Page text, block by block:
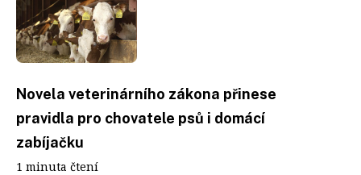
Novela veterinárního zákona přinese
pravidla pro chovatele psů i domácí
zabíjačku
1 minuta čtení